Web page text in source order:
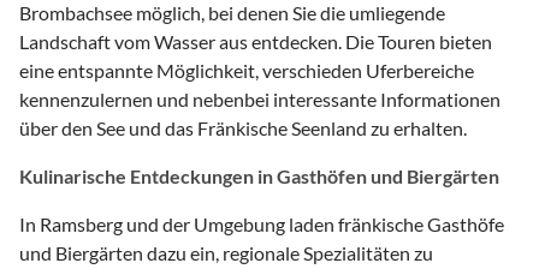
Brombachsee möglich, bei denen Sie die umliegende
Landschaft vom Wasser aus entdecken. Die Touren bieten
eine entspannte Möglichkeit, verschieden Uferbereiche
kennenzulernen und nebenbei interessante Informationen
über den See und das Fränkische Seenland zu erhalten.
Kulinarische Entdeckungen in Gasthöfen und Biergärten
In Ramsberg und der Umgebung laden fränkische Gasthöfe
und Biergärten dazu ein, regionale Spezialitäten zu